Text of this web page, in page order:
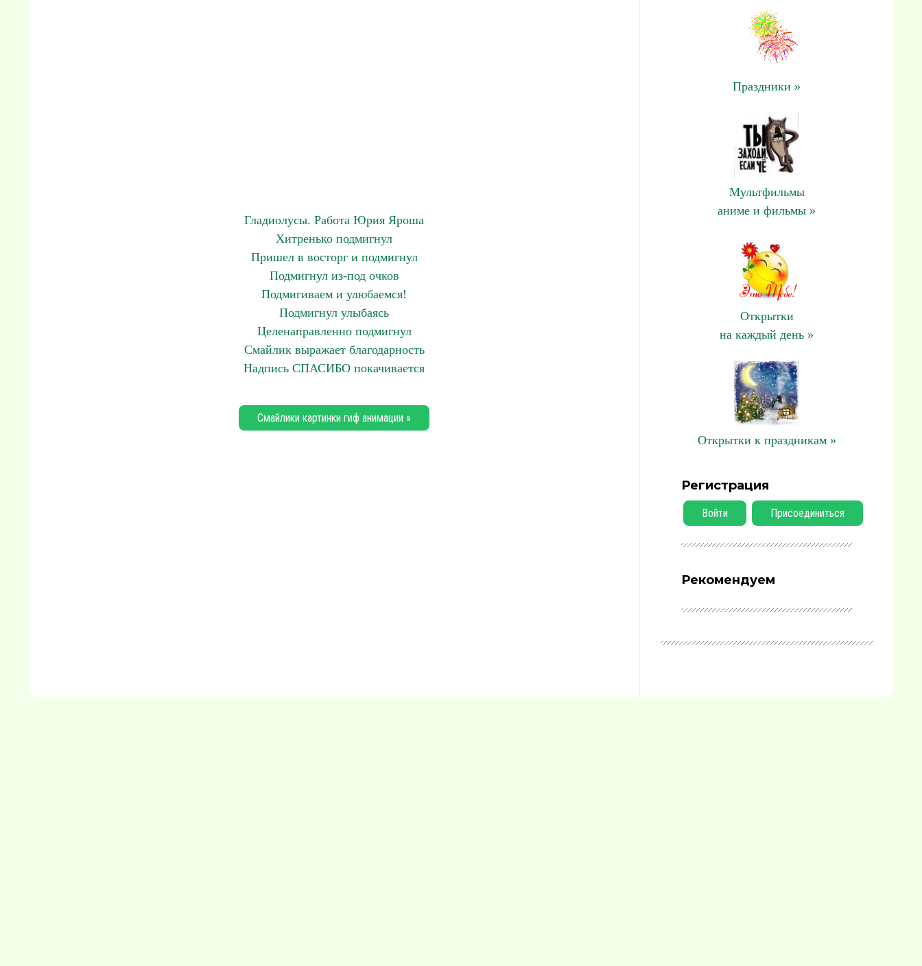
Гладиолусы. Работа Юрия Яроша
Хитренько подмигнул
Пришел в восторг и подмигнул
Подмигнул из-под очков
Подмигиваем и улюбаемся!
Подмигнул улыбаясь
Целенаправленно подмигнул
Смайлик выражает благодарность
Надпись СПАСИБО покачивается
Смайлики картинки гиф анимации »
Праздники »
Мультфильмы
аниме и фильмы »
Открытки
на каждый день »
Открытки к праздникам »
Регистрация
Войти Присоединиться
Рекомендуем